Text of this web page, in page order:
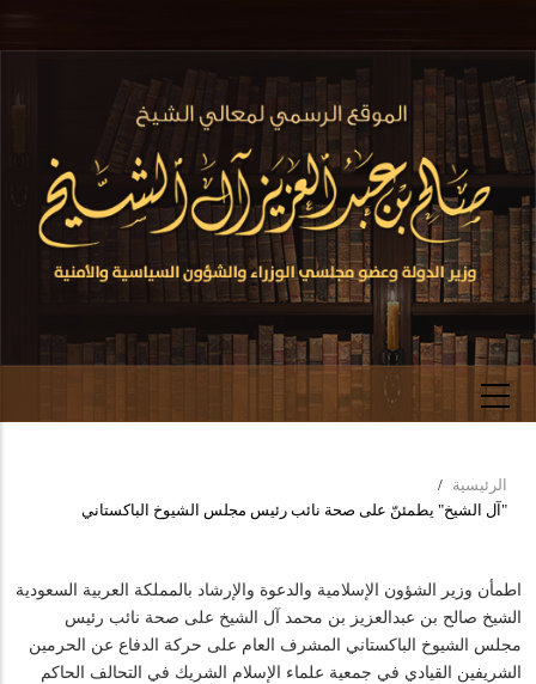
المحتوى
الرئيسي
Breadcrumb
الرئيسية /
"آل الشيخ" يطمئنّ على صحة نائب رئيس مجلس الشيوخ الباكستاني
اطمأن وزير الشؤون الإسلامية والدعوة والإرشاد بالمملكة العربية السعودية
الشيخ صالح بن عبدالعزيز بن محمد آل الشيخ على صحة نائب رئيس
مجلس الشيوخ الباكستاني المشرف العام على حركة الدفاع عن الحرمين
الشريفين القيادي في جمعية علماء الإسلام الشريك في التحالف الحاكم